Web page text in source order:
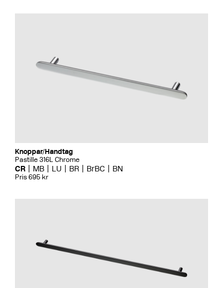
Knoppar/Handtag
Pastille 316L Chrome
CR MB LU BR BrBC BN
Pris 695 kr